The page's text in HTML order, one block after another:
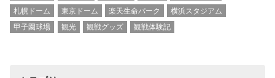
札幌ドーム
東京ドーム 楽天生命パーク
横浜スタジアム
甲子園球場
観光 観戦グッズ 観戦体験記